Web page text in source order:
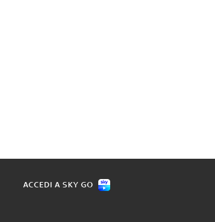
ACCEDI A SKY GO